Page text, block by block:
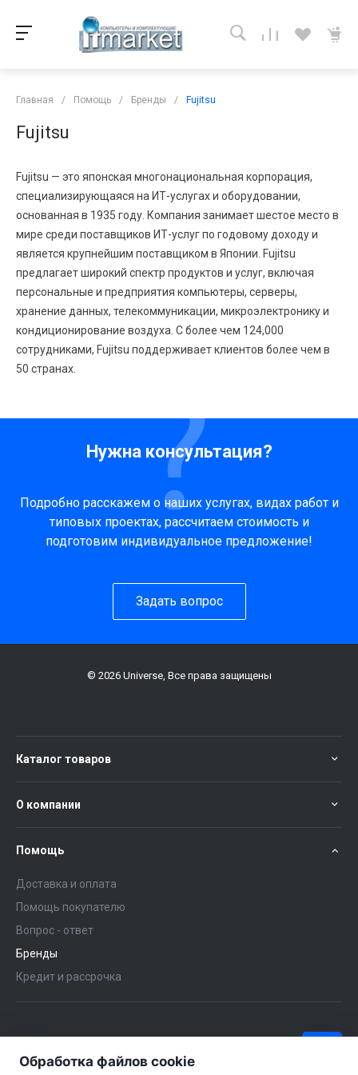
Главная / Помощь / Бренды / Fujitsu
Fujitsu
Fujitsu — это японская многонациональная корпорация,
специализирующаяся на ИТ-услугах и оборудовании,
основанная в 1935 году. Компания занимает шестое место в
мире среди поставщиков ИТ-услуг по годовому доходу и
является крупнейшим поставщиком в Японии. Fujitsu
предлагает широкий спектр продуктов и услуг, включая
персональные и предприятия компьютеры, серверы,
хранение данных, телекоммуникации, микроэлектронику и
кондиционирование воздуха. С более чем 124,000
сотрудниками, Fujitsu поддерживает клиентов более чем в
50 странах.
Нужна консультация?
Подробно расскажем о наших услугах, видах работ и
типовых проектах, рассчитаем стоимость и
подготовим индивидуальное предложение!
Задать вопрос
© 2026 Universe, Все права защищены
Каталог товаров
О компании
Помощь
Доставка и оплата
Помощь покупателю
Вопрос - ответ
Бренды
Кредит и рассрочка
+375 (29) 563-57-02
Обработка файлов cookie